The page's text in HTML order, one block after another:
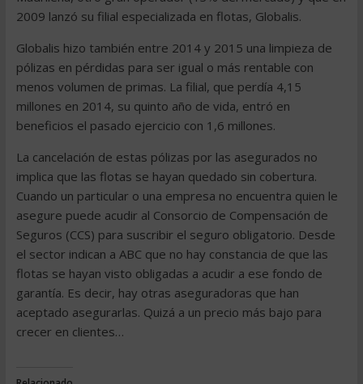
2009 lanzó su filial especializada en flotas, Globalis.
Globalis hizo también entre 2014 y 2015 una limpieza de
pólizas en pérdidas para ser igual o más rentable con
menos volumen de primas. La filial, que perdía 4,15
millones en 2014, su quinto año de vida, entró en
beneficios el pasado ejercicio con 1,6 millones.
La cancelación de estas pólizas por las asegurados no
implica que las flotas se hayan quedado sin cobertura.
Cuando un particular o una empresa no encuentra quien le
asegure puede acudir al Consorcio de Compensación de
Seguros (CCS) para suscribir el seguro obligatorio. Desde
el sector indican a ABC que no hay constancia de que las
flotas se hayan visto obligadas a acudir a ese fondo de
garantía. Es decir, hay otras aseguradoras que han
aceptado asegurarlas. Quizá a un precio más bajo para
crecer en clientes…